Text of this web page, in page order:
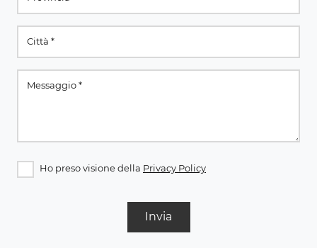
Ho preso visione della Privacy Policy
Invia